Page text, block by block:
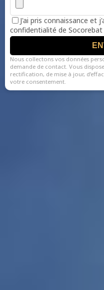
J'ai pris connaissance et
confidentialité de Socorebat
Nous collectons vos données
demande de contact. Vous
rectification, de mise à jour,
votre consentement.